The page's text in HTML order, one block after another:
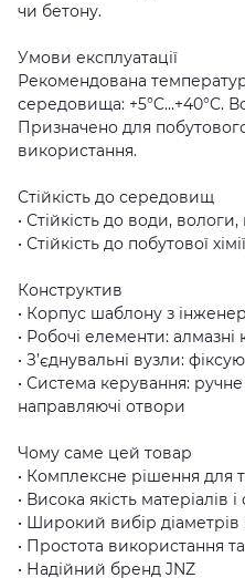
чи бетону.
Умови експлуатації
Рекомендована
середовища: +5°C…+40°C.
Призначено для
використання.
Стійкість до середовищ
• Стійкість до води, вологи,
• Стійкість до побутової
Конструктив
• Корпус шаблону з
• Робочі елементи:
• З’єднувальні вузли:
• Система керування:
направляючі отвори
Чому саме цей товар
• Комплексне рішення для
• Висока якість матеріалів
• Широкий вибір
• Простота використання
• Надійний бренд JNZ